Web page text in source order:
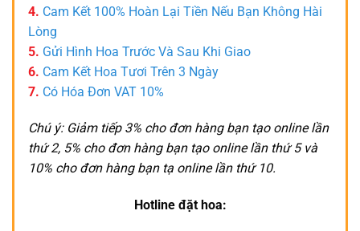
4. Cam Kết 100% Hoàn Lại Tiền Nếu Bạn Không Hài
Lòng
5. Gửi Hình Hoa Trước Và Sau Khi Giao
6. Cam Kết Hoa Tươi Trên 3 Ngày
7. Có Hóa Đơn VAT 10%
Chú ý: Giảm tiếp 3% cho đơn hàng bạn tạo online lần
thứ 2, 5% cho đơn hàng bạn tạo online lần thứ 5 và
10% cho đơn hàng bạn tạ online lần thứ 10.
Hotline đặt hoa: